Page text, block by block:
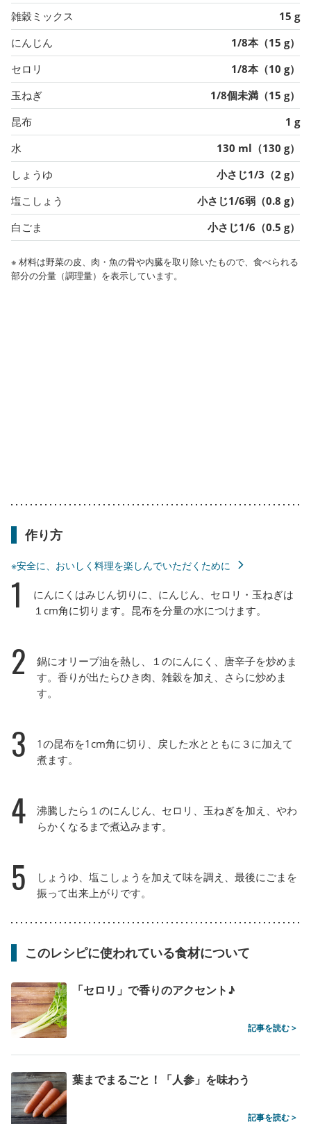
雑穀ミックス
15 g
にんじん
1/8本（15 g）
セロリ
1/8本（10 g）
玉ねぎ
1/8個未満（15 g）
昆布
1 g
水
130 ml（130 g）
しょうゆ
小さじ1/3（2 g）
塩こしょう
小さじ1/6弱（0.8 g）
白ごま
小さじ1/6（0.5 g）
※ 材料は野菜の皮、肉・魚の骨や内臓を取り除いたもので、食べられる
部分の分量（調理量）を表示しています。
作り方
※安全に、おいしく料理を楽しんでいただくために
1
にんにくはみじん切りに、にんじん、セロリ・玉ねぎは
１cm角に切ります。昆布を分量の水につけます。
2
鍋にオリーブ油を熱し、１のにんにく、唐辛子を炒めま
す。香りが出たらひき肉、雑穀を加え、さらに炒めま
す。
3
1の昆布を1cm角に切り、戻した水とともに３に加えて
煮ます。
4
沸騰したら１のにんじん、セロリ、玉ねぎを加え、やわ
らかくなるまで煮込みます。
5
しょうゆ、塩こしょうを加えて味を調え、最後にごまを
振って出来上がりです。
このレシピに使われている食材について
「セロリ」で香りのアクセント♪
記事を読む >
葉までまるごと！「人参」を味わう
記事を読む >